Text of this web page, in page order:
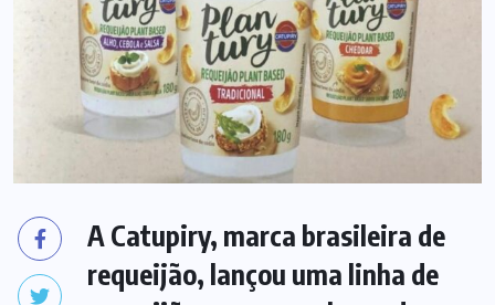
A Catupiry, marca brasileira de
requeijão, lançou uma linha de